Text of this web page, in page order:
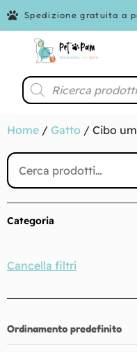
Spedizione gratuita a
Home / Gatto / Cibo
Categoria
Cancella filtri
Ordinamento predefinito